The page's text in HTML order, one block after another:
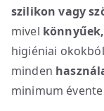
szilikon vagy
mivel
higiéniai okokból
minden
minimum